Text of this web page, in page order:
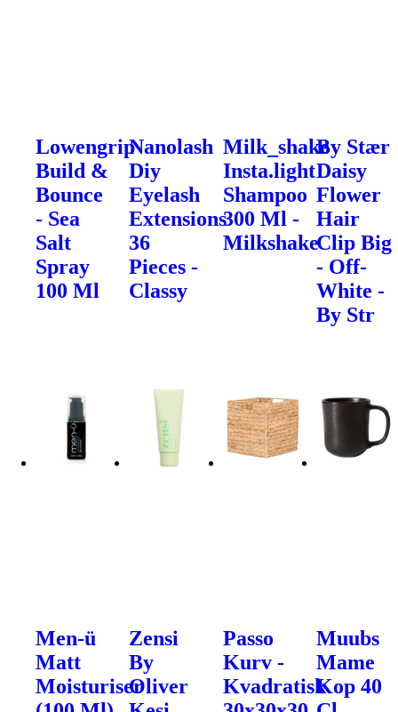
Lowengrip
Build &
Bounce
- Sea
Salt
Spray
100 Ml
Nanolash
Diy
Eyelash
Extensions
36
Pieces -
Classy
Milk_shake
Insta.light
Shampoo
300 Ml -
Milkshake
By Stær
Daisy
Flower
Hair
Clip Big
- Off-
White -
By Str
Men-ü
Matt
Moisturiser
Zensi
By
Oliver
Passo
Kurv -
Kvadratisk
Muubs
Mame
Kop 40